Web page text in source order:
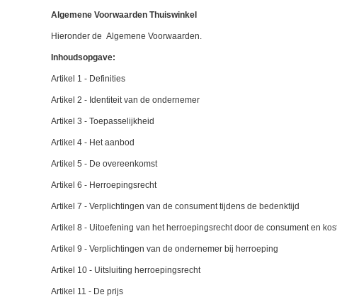
Algemene Voorwaarden Thuiswinkel
Hieronder de Algemene Voorwaarden.
Inhoudsopgave:
Artikel 1 - Definities
Artikel 2 - Identiteit van de ondernemer
Artikel 3 - Toepasselijkheid
Artikel 4 - Het aanbod
Artikel 5 - De overeenkomst
Artikel 6 - Herroepingsrecht
Artikel 7 - Verplichtingen van de consument tijdens de bedenktijd
Artikel 8 - Uitoefening van het herroepingsrecht door de consument en
Artikel 9 - Verplichtingen van de ondernemer bij herroeping
Artikel 10 - Uitsluiting herroepingsrecht
Artikel 11 - De prijs